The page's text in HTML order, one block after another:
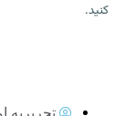
کنید.